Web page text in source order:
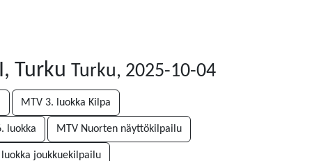
Turku Turku, 2025-10-04
MTV 3. luokka Kilpa
luokka MTV Nuorten näyttökilpailu
joukkuekilpailu